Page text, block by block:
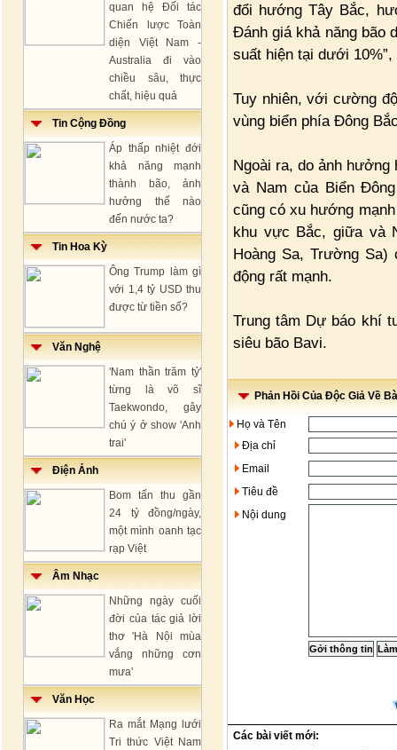
quan hệ Đối tác
Chiến lược Toàn
diện Việt Nam -
Australia đi vào
chiều sâu, thực
chất, hiệu quả
Tin Cộng Đồng
Áp thấp nhiệt đới
khả năng mạnh
thành bão, ảnh
hưởng thế nào
đến nước ta?
Tin Hoa Kỳ
Ông Trump làm gì
với 1,4 tỷ USD thu
được từ tiền số?
Văn Nghệ
'Nam thần trăm tỷ'
từng là võ sĩ
Taekwondo, gây
chú ý ở show 'Anh
trai'
Điện Ảnh
Bom tấn thu gần
24 tỷ đồng/ngày,
một mình oanh tạc
rạp Việt
Âm Nhạc
Những ngày cuối
đời của tác giả lời
thơ 'Hà Nội mùa
vắng những cơn
mưa'
Văn Học
Ra mắt Mạng lưới
Tri thức Việt Nam
đổi hướng Tây Bắc,
Đánh giá khả năng bão
suất hiện tại dưới
Tuy nhiên, với cường
vùng biển phía Đông
Ngoài ra, do ảnh
và Nam của Biển
cũng có xu hướng
khu vực Bắc, giữa và
Hoàng Sa, Trường
động rất mạnh.
Trung tâm Dự báo khí
siêu bão Bavi.
Phản Hồi Của Độc Giả Về
Họ và Tên
Địa chỉ
Email
Tiêu đề
Nội dung
Các bài viết mới: